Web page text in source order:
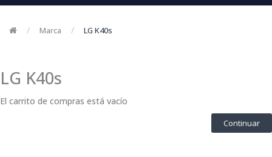
Marca LG K40s
LG K40s
El carrito de compras está vacío
Continuar